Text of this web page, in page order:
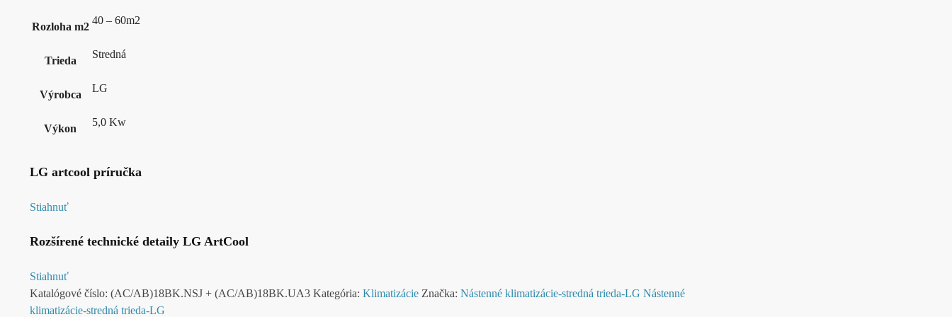
Rozloha m2
40 – 60m2
Trieda
Stredná
Výrobca
LG
Výkon
5,0 Kw
LG artcool príručka
Stiahnuť
Rozšírené technické detaily LG ArtCool
Stiahnuť
Katalógové číslo: (AC/AB)18BK.NSJ + (AC/AB)18BK.UA3 Kategória: Klimatizácie Značka: Nástenné klimatizácie-stredná trieda-LG Nástenné
klimatizácie-stredná trieda-LG